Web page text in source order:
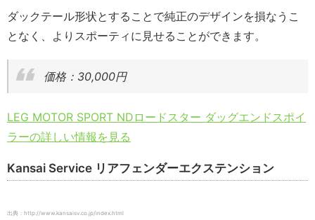
ダックテール形状とすることで純正のデザインを損なうこ
となく、よりスポーティに見せることができます。
価格：30,000円
LEG MOTOR SPORT NDロードスター ダッグエンドスポイ
ラーの詳しい情報を見る
Kansai Service リアフェンダーエクステンション
出典：http://www.kansaisv.co.jp/index.html